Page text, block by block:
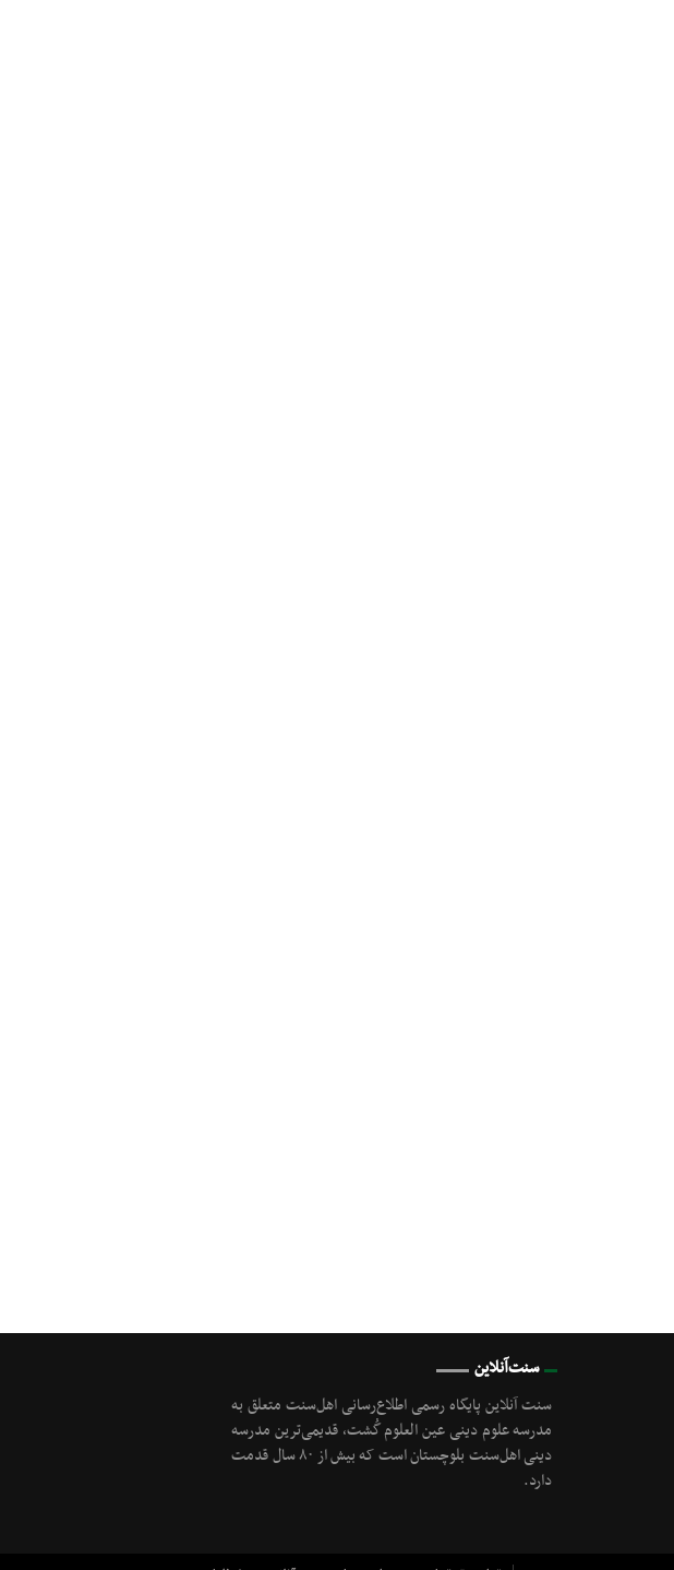
سنت‌آنلاین
سنت آنلاین پایگاه رسمی اطلاع‌رسانی اهل‌سنت متعلق به
مدرسه علوم دینی عین العلوم گُشت, قدیمی‌ترین مدرسه
دینی اهل‌سنت بلوچستان است که بیش از ۸۰ سال قدمت
دارد.